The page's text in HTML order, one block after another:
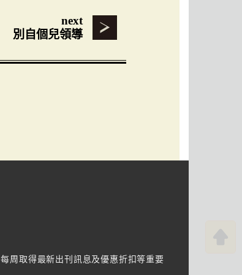
next
別自個兒領導
每周取得最新出刊訊息及優惠折扣等重要